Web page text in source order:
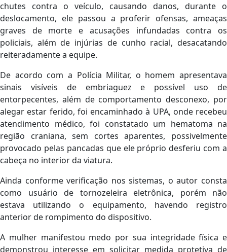
chutes contra o veículo, causando danos, durante o
deslocamento, ele passou a proferir ofensas, ameaças
graves de morte e acusações infundadas contra os
policiais, além de injúrias de cunho racial, desacatando
reiteradamente a equipe.
De acordo com a Polícia Militar, o homem apresentava
sinais visíveis de embriaguez e possível uso de
entorpecentes, além de comportamento desconexo, por
alegar estar ferido, foi encaminhado à UPA, onde recebeu
atendimento médico, foi constatado um hematoma na
região craniana, sem cortes aparentes, possivelmente
provocado pelas pancadas que ele próprio desferiu com a
cabeça no interior da viatura.
Ainda conforme verificação nos sistemas, o autor consta
como usuário de tornozeleira eletrônica, porém não
estava utilizando o equipamento, havendo registro
anterior de rompimento do dispositivo.
A mulher manifestou medo por sua integridade física e
demonstrou interesse em solicitar medida protetiva de